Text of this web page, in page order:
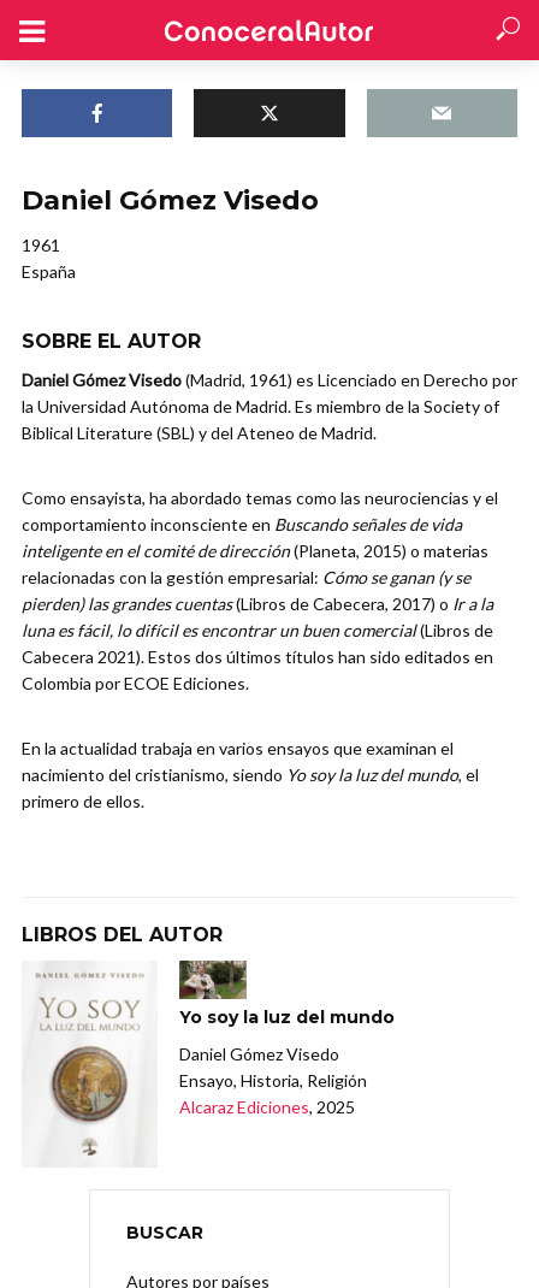
Daniel Gómez Visedo
1961
España
SOBRE EL AUTOR
Daniel Gómez Visedo(Madrid, 1961) es Licenciado en Derecho por
la Universidad Autónoma de Madrid. Es miembro de la Society of
Biblical Literature (SBL) y del Ateneo de Madrid.
Como ensayista, ha abordado temas como las neurociencias y el
comportamiento inconsciente en Buscando señales de vida
inteligente en el comité de dirección(Planeta, 2015) o materias
relacionadas con la gestión empresarial: Cómo se ganan (y se
pierden) las grandes cuentas(Libros de Cabecera, 2017) o Ir a la
luna es fácil, lo difícil es encontrar un buen comercial(Libros de
Cabecera 2021). Estos dos últimos títulos han sido editados en
Colombia por ECOE Ediciones.
En la actualidad trabaja en varios ensayos que examinan el
nacimiento del cristianismo, siendo Yo soy la luz del mundo, el
primero de ellos.
LIBROS DEL AUTOR
Yo soy la luz del mundo
Daniel Gómez Visedo
Ensayo, Historia, Religión
Alcaraz Ediciones, 2025
BUSCAR
Autores por países